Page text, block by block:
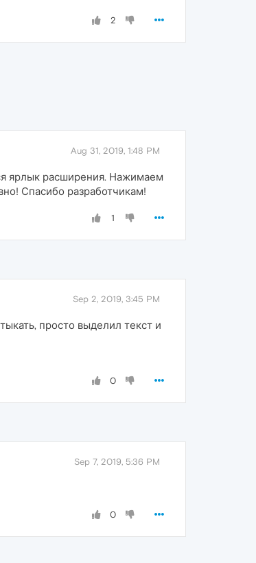
2
Aug 31, 2019, 1:48 PM
ярлык расширения. Нажимаем
Спасибо разработчикам!
1
Sep 2, 2019, 3:45 PM
просто выделил текст и
0
Sep 7, 2019, 5:36 PM
0